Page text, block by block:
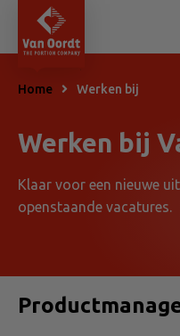
Home Werken bij
Werken bij
Klaar voor een nieuwe
openstaande vacatures.